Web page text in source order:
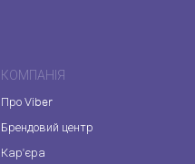
КОМПАНІЯ
Про Viber
Брендовий центр
Кар'єра